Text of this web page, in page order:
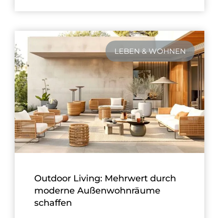
LEBEN & WOHNEN
Outdoor Living: Mehrwert durch
moderne Außenwohnräume
schaffen